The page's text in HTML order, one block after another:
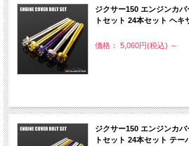
ジクサー150 エンジンカ
トセット 24本セット ヘ
価格： 5,060円(税込) ～
ジクサー150 エンジンカ
トセット 24本セット テー